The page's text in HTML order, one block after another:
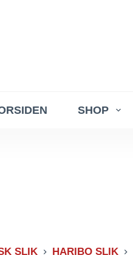
SHOP
SLIK HARIBO SLIK